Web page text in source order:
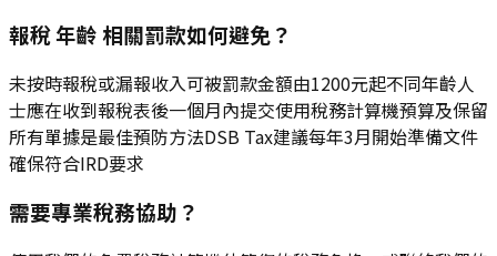
報稅 年齡 相關罰款如何避免？
未按時報稅或漏報收入可被罰款金額由1200元起不同年齡人
士應在收到報稅表後一個月內提交使用稅務計算機預算及保留
所有單據是最佳預防方法DSB Tax建議每年3月開始準備文件
確保符合IRD要求
需要專業稅務協助？